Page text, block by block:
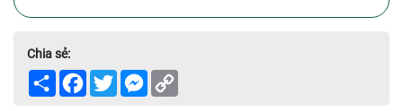
Chia sẻ:
Share Facebook
TwitterMessenger